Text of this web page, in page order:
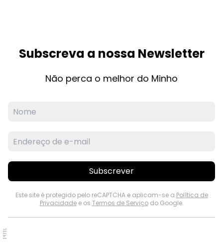
Subscreva a nossa Newsletter
Não perca o melhor do Minho
Subscrever
Este site é protegido pelo reCAPTCHA e aplicam-se a Política de
Privacidadee os Termos de Serviçodo Google.
PUB.